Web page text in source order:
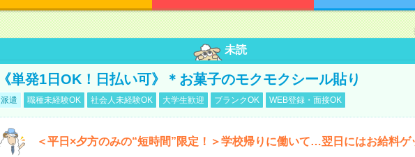
未読
《単発1日OK！日払い可》＊お菓子のモクモクシール貼り
派遣 職種未経験OK 社会人未経験OK 大学生歓迎 ブランクOK WEB登録・面接OK
＜平日×夕方のみの“短時間”限定！＞学校帰りに働いて…翌日にはお給料ゲ